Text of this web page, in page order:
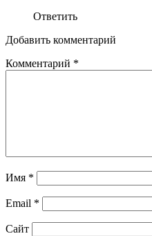
Ответить
Добавить комментарий
Комментарий *
Имя *
Email *
Сайт